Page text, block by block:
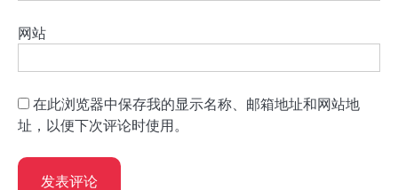
网站
在此浏览器中保存我的显示名称、邮箱地址和网站地
址，以便下次评论时使用。